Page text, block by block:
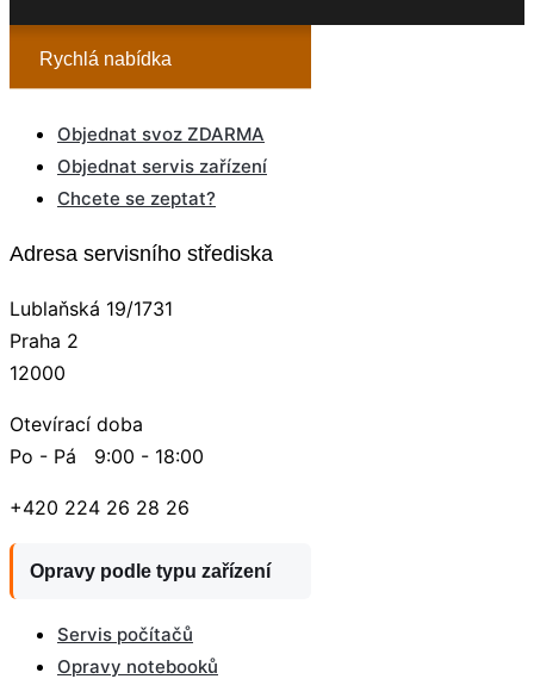
Rychlá nabídka
Objednat svoz ZDARMA
Objednat servis zařízení
Chcete se zeptat?
Adresa servisního střediska
Lublaňská 19/1731
Praha 2
12000
Otevírací doba
Po - Pá 9:00 - 18:00
+420 224 26 28 26
Opravy podle typu zařízení
Servis počítačů
Opravy notebooků